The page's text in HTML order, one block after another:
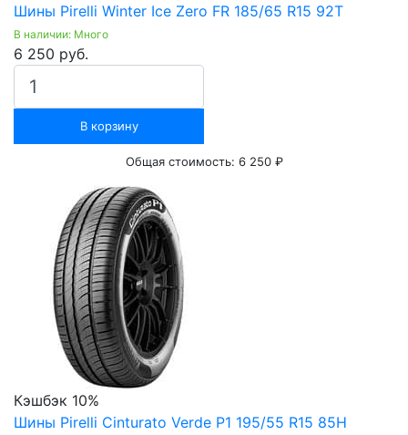
Шины Pirelli Winter Ice Zero FR 185/65 R15 92T
В наличии: Много
6 250 руб.
В корзину
Общая стоимость: 6 250 ₽
Кэшбэк 10%
Шины Pirelli Cinturato Verde P1 195/55 R15 85H